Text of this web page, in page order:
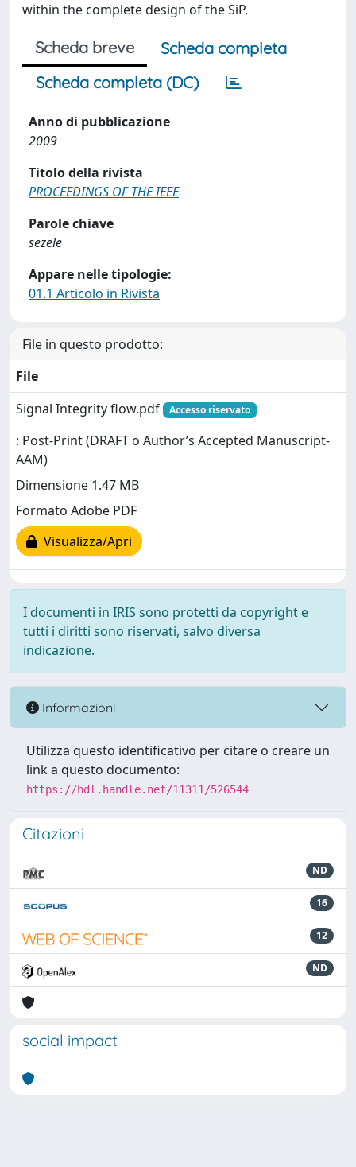
within the complete design of the SiP.
Scheda breve
Scheda completa
Scheda completa (DC)
Anno di pubblicazione
2009
Titolo della rivista
PROCEEDINGS OF THE IEEE
Parole chiave
sezele
Appare nelle tipologie:
01.1 Articolo in Rivista
File in questo prodotto:
File
Signal Integrity flow.pdf
Accesso riservato
: Post-Print (DRAFT o Author’s Accepted Manuscript-
AAM)
Dimensione 1.47 MB
Formato Adobe PDF
Visualizza/Apri
I documenti in IRIS sono protetti da copyright e
tutti i diritti sono riservati, salvo diversa
indicazione.
Informazioni
Utilizza questo identificativo per citare o creare un
link a questo documento:
https://hdl.handle.net/11311/526544
Citazioni
ND
16
12
ND
social impact